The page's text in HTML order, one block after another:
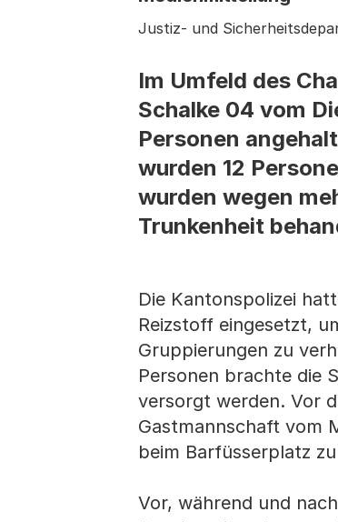
Justiz- und
Im Umfeld des
Schalke 04 vom
Personen
wurden 12
wurden wegen
Trunkenheit
Die Kantonspolizei
Reizstoff eingesetzt,
Gruppierungen zu
Personen brachte die
versorgt werden. Vor
Gastmannschaft vom
beim Barfüsserplatz
Vor, während und